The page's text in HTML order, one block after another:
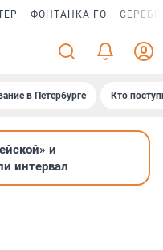
ФОНТАНКА ГО
в Петербурге Кто
и
интервал